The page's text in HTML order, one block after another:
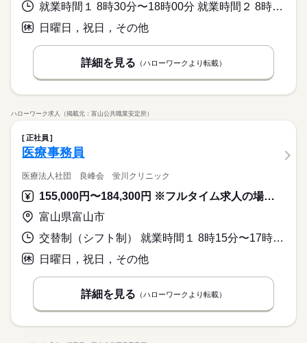
就業時間１ 8時30分〜18時00分 就業時間２ 8時30分〜12時00分 就業時間に関する特記事項 （１）月、火、水、金曜日
日曜日，祝日，その他
詳細を見る （ハローワークより転載）
ハローワーク求人（掲載元：富山公共職業安定所）
正社員
医療事務員
医療法人社団 良峰会 蛍川クリニック
155,000円〜184,300円 ※フルタイム求人の場合は月額（換算額）、パート求人の場合は時間額を表示しています。
富山県富山市
交替制（シフト制） 就業時間１ 8時15分〜17時45分 就業時間２ 8時45分〜18時15分 就業時間３ 9時00分〜12時00分 又は 9時00分〜18時00分の時間の間の7時間程度 就業時間に関する特記事項 （３）木・土
日曜日，祝日，その他
詳細を見る （ハローワークより転載）